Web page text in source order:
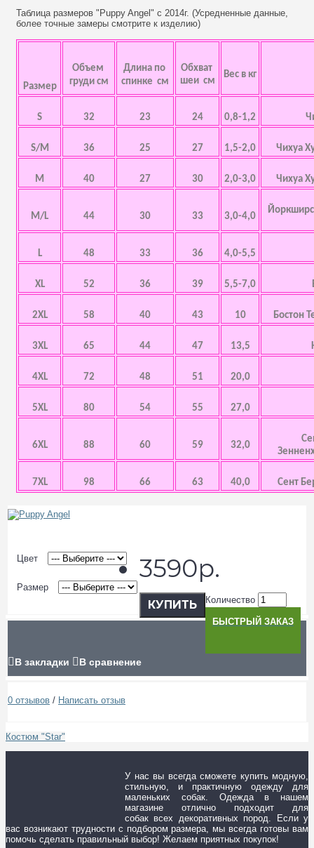
Таблица размеров "Puppy Angel" с 2014г. (Усредненные данные,
более точные замеры смотрите к изделию)
Размер
Объем
груди см
Длина по
спинке см
Обхват
шеи см
Вес в кг
S 32 23 24 0,8-1,2
S/M 36 25 27 1,5-2,0 Чихуа
M 40 27 30 2,0-3,0 Чихуа
M/L 44 30 33 3,0-4,0
L 48 33 36 4,0-5,5
XL 52 36 39 5,5-7,0
2XL 58 40 43 10 Бостон
3XL 65 44 47 13,5
4XL 72 48 51 20,0
5XL 80 54 55 27,0
6XL 88 60 59 32,0
7XL 98 66 63 40,0 Сент
Цвет
Размер
3590р.
Количество
КУПИТЬ
БЫСТРЫЙ ЗАКАЗ
В закладки В сравнение
0 отзывов / Написать отзыв
Костюм "Star"
У нас вы всегда сможете купить модную,
стильную, и практичную одежду для
маленьких собак. Одежда в нашем
магазине отлично подходит для
собак всех декоративных пород. Если у
вас возникают трудности с подбором размера, мы всегда готовы вам
помочь сделать правильный выбор! Желаем приятных покупок!